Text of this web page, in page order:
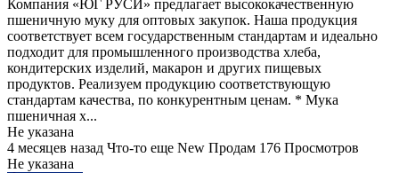
Компания «ЮГ РУСИ» предлагает высококачественную
пшеничную муку для оптовых закупок. Наша продукция
соответствует всем государственным стандартам и идеально
подходит для промышленного производства хлеба,
кондитерских изделий, макарон и других пищевых
продуктов. Реализуем продукцию соответствующую
стандартам качества, по конкурентным ценам. * Мука
пшеничная х...
Не указана
4 месяцев назад Что-то еще New Продам 176 Просмотров
Не указана